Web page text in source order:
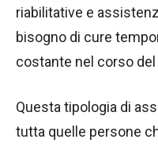
riabilitative e
bisogno di cure
costante nel corso
Questa tipologia di
tutta quelle persone